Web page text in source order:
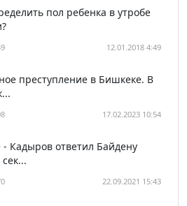
пол ребенка в утробе
12.01.2018 4:49
преступление в Бишкеке. В
17.02.2023 10:54
Кадыров ответил Байдену
22.09.2021 15:43